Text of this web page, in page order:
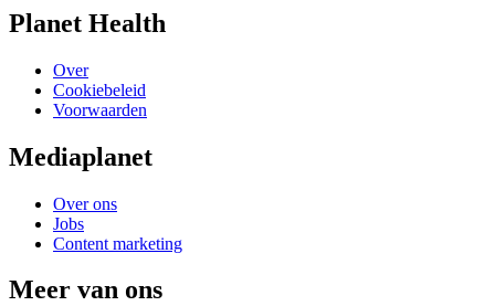
Planet Health
Over
Cookiebeleid
Voorwaarden
Mediaplanet
Over ons
Jobs
Content marketing
Meer van ons